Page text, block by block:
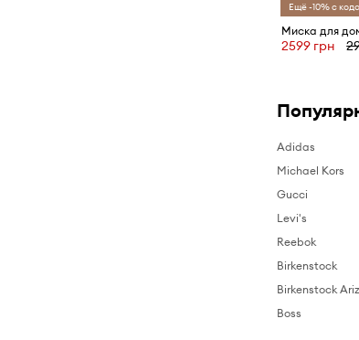
Ещё -10% с
2599 грн
Adidas
Michael Kors
Gucci
Levi's
Reebok
Birkenstock
Birkenstock
Boss